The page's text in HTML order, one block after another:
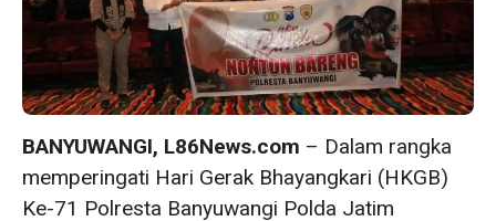
BANYUWANGI, L86News.com – Dalam rangka
memperingati Hari Gerak Bhayangkari (HKGB)
Ke-71 Polresta Banyuwangi Polda Jatim